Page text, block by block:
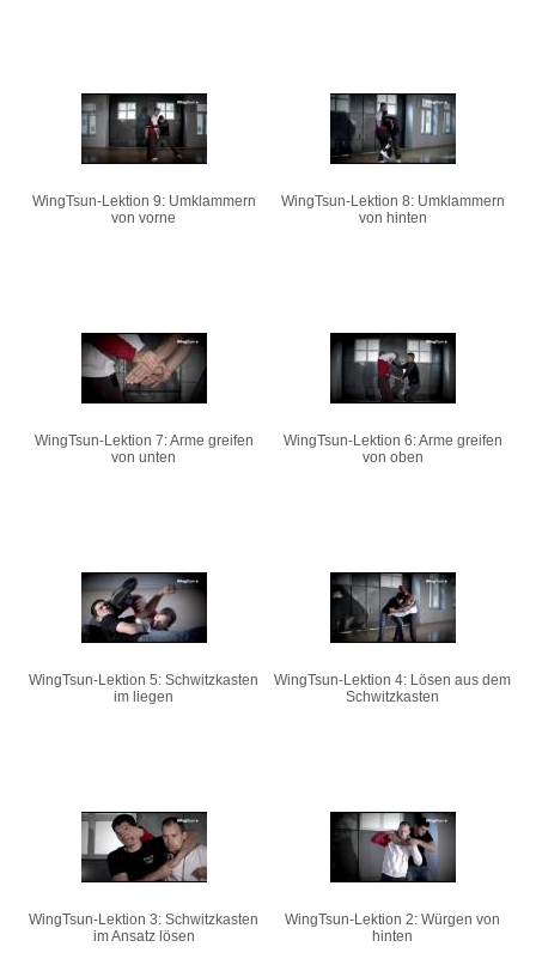
WingTsun-Lektion 9: Umklammern
von vorne
WingTsun-Lektion 8: Umklammern
von hinten
WingTsun-Lektion 7: Arme greifen
von unten
WingTsun-Lektion 6: Arme greifen
von oben
WingTsun-Lektion 5: Schwitzkasten
im liegen
WingTsun-Lektion 4: Lösen aus dem
Schwitzkasten
WingTsun-Lektion 3: Schwitzkasten
im Ansatz lösen
WingTsun-Lektion 2: Würgen von
hinten